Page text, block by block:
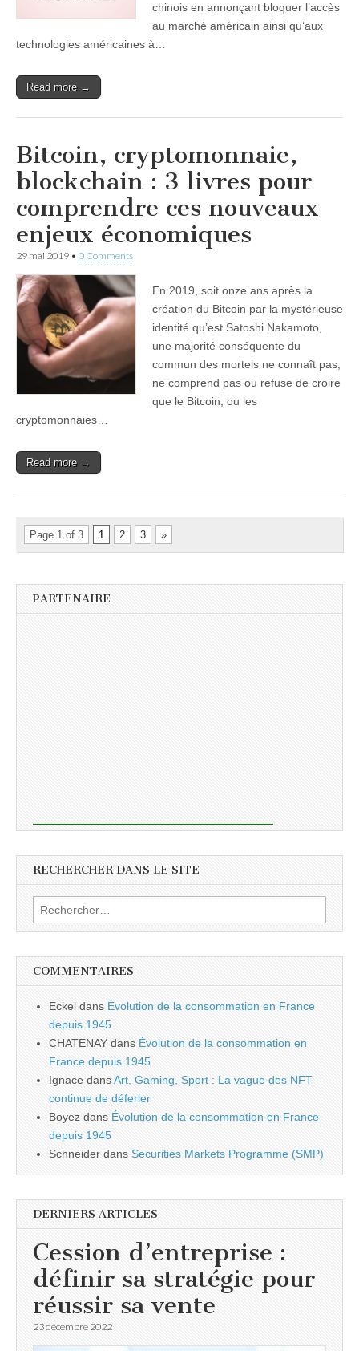
chinois en annonçant bloquer l’accès
au marché américain ainsi qu’aux
technologies américaines à…
Read more →
Bitcoin, cryptomonnaie,
blockchain : 3 livres pour
comprendre ces nouveaux
enjeux économiques
29 mai 2019 • 0 Comments
En 2019, soit onze ans après la
création du Bitcoin par la mystérieuse
identité qu’est Satoshi Nakamoto,
une majorité conséquente du
commun des mortels ne connaît pas,
ne comprend pas ou refuse de croire
que le Bitcoin, ou les
cryptomonnaies…
Read more →
Page 1 of 3 1 2 3 »
PARTENAIRE
RECHERCHER DANS LE SITE
Rechercher :
COMMENTAIRES
Eckel dans Évolution de la consommation en France
depuis 1945
CHATENAY dans Évolution de la consommation en
France depuis 1945
Ignace dansArt, Gaming, Sport : La vague des NFT
continue de déferler
Boyez dans Évolution de la consommation en France
depuis 1945
Schneider dans Securities Markets Programme (SMP)
DERNIERS ARTICLES
Cession d’entreprise :
définir sa stratégie pour
réussir sa vente
23 décembre 2022